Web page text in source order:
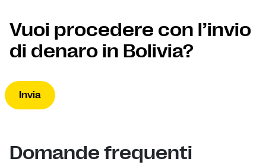
Vuoi procedere con l’invio
di denaro in Bolivia?
Invia
Domande frequenti